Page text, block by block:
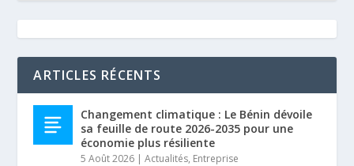
ARTICLES RÉCENTS
Changement climatique : Le Bénin dévoile
sa feuille de route 2026-2035 pour une
économie plus résiliente
5 Août 2026 |Actualités, Entreprise